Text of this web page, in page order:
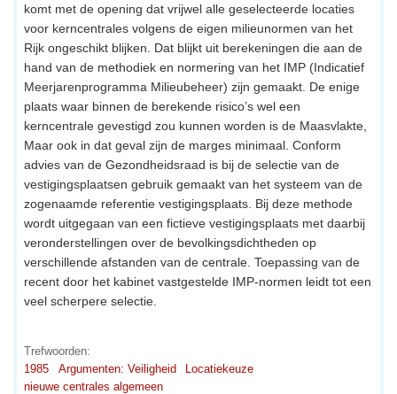
komt met de opening dat vrijwel alle geselecteerde locaties
voor kerncentrales volgens de eigen milieunormen van het
Rijk ongeschikt blijken. Dat blijkt uit berekeningen die aan de
hand van de methodiek en normering van het IMP (Indicatief
Meerjarenprogramma Milieubeheer) zijn gemaakt. De enige
plaats waar binnen de berekende risico’s wel een
kerncentrale gevestigd zou kunnen worden is de Maasvlakte,
Maar ook in dat geval zijn de marges minimaal. Conform
advies van de Gezondheidsraad is bij de selectie van de
vestigingsplaatsen gebruik gemaakt van het systeem van de
zogenaamde referentie vestigingsplaats. Bij deze methode
wordt uitgegaan van een fictieve vestigingsplaats met daarbij
veronderstellingen over de bevolkingsdichtheden op
verschillende afstanden van de centrale. Toepassing van de
recent door het kabinet vastgestelde IMP-normen leidt tot een
veel scherpere selectie.
Trefwoorden:
1985
Argumenten: Veiligheid
Locatiekeuze
nieuwe centrales algemeen